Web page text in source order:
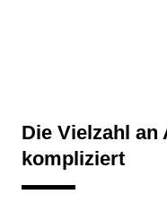
Die Vielzahl an
kompliziert